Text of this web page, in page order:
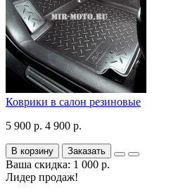
Коврики в салон резиновые
5 900 р. 4 900 р.
В корзину Заказать
Ваша скидка: 1 000 р.
Лидер продаж!